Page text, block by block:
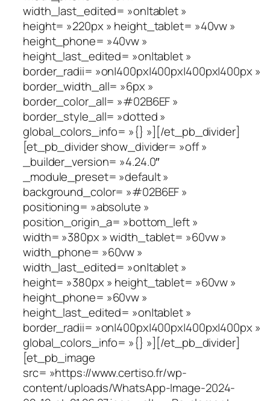
width_last_edited= »on|tablet »
height= »220px » height_tablet= »40vw »
height_phone= »40vw »
height_last_edited= »on|tablet »
border_radii= »on|400px|400px|400px|400px »
border_width_all= »6px »
border_color_all= »#02B6EF »
border_style_all= »dotted »
global_colors_info= »{} »][/et_pb_divider]
[et_pb_divider show_divider= »off »
_builder_version= »4.24.0″
_module_preset= »default »
background_color= »#02B6EF »
positioning= »absolute »
position_origin_a= »bottom_left »
width= »380px » width_tablet= »60vw »
width_phone= »60vw »
width_last_edited= »on|tablet »
height= »380px » height_tablet= »60vw »
height_phone= »60vw »
height_last_edited= »on|tablet »
border_radii= »on|400px|400px|400px|400px »
global_colors_info= »{} »][/et_pb_divider]
[et_pb_image
src= »https://www.certiso.fr/wp-
content/uploads/WhatsApp-Image-2024-